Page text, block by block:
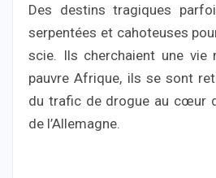
Des destins tragiques
serpentées et cahoteuses
scie. Ils cherchaient une vie
pauvre Afrique, ils se sont
du trafic de drogue au cœur
de l’Allemagne.